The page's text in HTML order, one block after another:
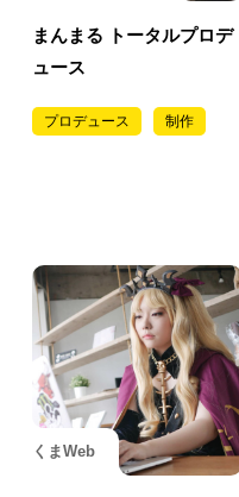
まんまる トータルプロデ
ュース
プロデュース 制作
くまWeb